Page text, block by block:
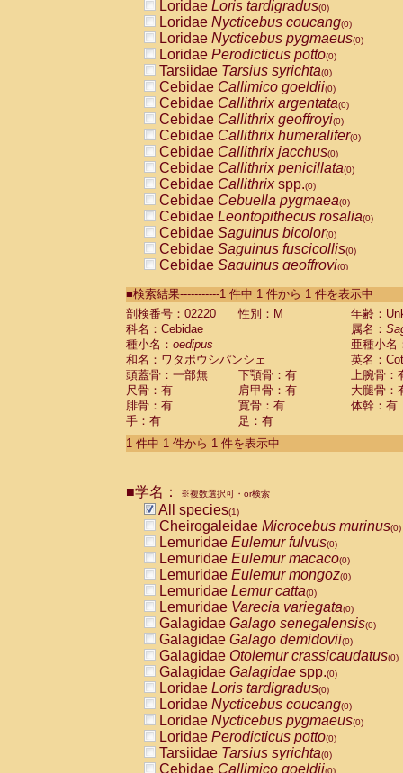
Loridae Loris tardigradus(0)
Loridae Nycticebus coucang(0)
Loridae Nycticebus pygmaeus(0)
Loridae Perodicticus potto(0)
Tarsiidae Tarsius syrichta(0)
Cebidae Callimico goeldii(0)
Cebidae Callithrix argentata(0)
Cebidae Callithrix geoffroyi(0)
Cebidae Callithrix humeralifer(0)
Cebidae Callithrix jacchus(0)
Cebidae Callithrix penicillata(0)
Cebidae Callithrixspp.(0)
Cebidae Cebuella pygmaea(0)
Cebidae Leontopithecus rosalia(0)
Cebidae Saguinus bicolor(0)
Cebidae Saguinus fuscicollis(0)
Cebidae Saguinus geoffroyi(0)
CebidaeSaguinus labiatus(0)
Cebidae Saguinus leucopus (0)
Cebidae
Cebidae
CebidaeSaguinus nigricollis (0)
Cebidae Saguinus oedipus
Cebidae Saguinus weddelli
Cebidae Saguinusspp.
Cebidae Aotus trivirgatus
Cebidae Cebus albifrons
CebidaeCebus nigrivittatus
CebidaeCebus
CebidaeSaimiri boliviensis(0)
CebidaeSaimiri sciureus(0)
AtelidaeAlouatta caraya(0)
AtelidaeAlouatta fusca(0)
AtelidaeAlouatta seniculus
AtelidaeAlouattaspp.(0)
AtelidaeAteles belzebuth(0)
AtelidaeAteles geoffroyi(0)
AtelidaeAteles paniscus(0)
AtelidaeAtelesspp.(0)
Atelidae Lagothrix lagothricha
AtelidaeLagothrix lagothricha cana
PitheciidaeCacajao calvus
PitheciidaeCallicebus cupreus
PitheciidaeCallicebus donacophilus
PitheciidaeCallicebus moloch
■検索結果-----------1 件中 1 件から 1 件を表示中
剖検番号：02220
性別：M
年齢：
科名：Cebidae
属名：
種小名： oedipus
亜種小名
和名：ワタボウシパンシェ
英名：
頭蓋骨：一部無
下顎骨：有
上腕骨：
尺骨：有
肩甲骨：有
大腿骨：
腓骨：有
寛骨：有
体幹：有
手：有
足：有
1 件中 1 件から 1 件を表示中
■学名： ※複数選択可・or検索
All species(1)
Cheirogaleidae Microcebus murinus(0)
Lemuridae Eulemur fulvus(0)
Lemuridae Eulemur macaco(0)
Lemuridae Eulemur mongoz(0)
Lemuridae Lemur catta(0)
Lemuridae Varecia variegata(0)
Galagidae Galago senegalensis(0)
Galagidae Galago demidovii(0)
Galagidae Otolemur crassicaudatus(0)
Galagidae Galagidae spp.(0)
Loridae Loris tardigradus(0)
Loridae Nycticebus coucang(0)
Loridae Nycticebus pygmaeus(0)
Loridae Perodicticus potto(0)
Tarsiidae Tarsius syrichta(0)
Cebidae Callimico goeldii(0)